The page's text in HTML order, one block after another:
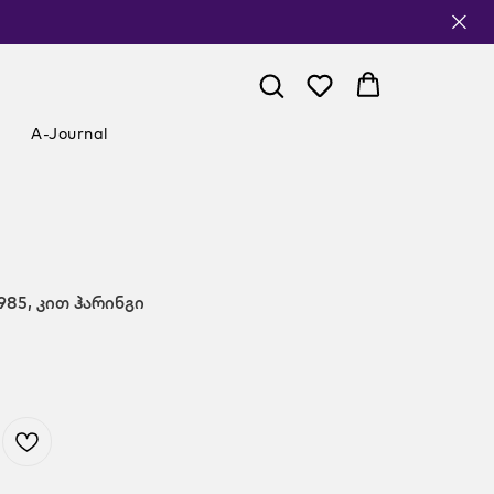
A-Journal
კით ჰარინგი